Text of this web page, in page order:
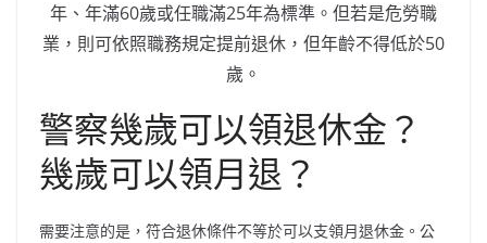
年、年滿60歲或任職滿25年為標準。但若是危勞職
業，則可依照職務規定提前退休，但年齡不得低於50
歲。
警察幾歲可以領退休金？
幾歲可以領月退？
需要注意的是，符合退休條件不等於可以支領月退休金。公